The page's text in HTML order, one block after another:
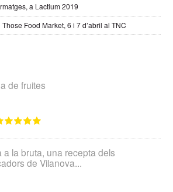
a Lactium 2019
Food Market, 6 i 7 d’abril al TNC
de fruites
a la bruta, una recepta dels
de Vilanova...